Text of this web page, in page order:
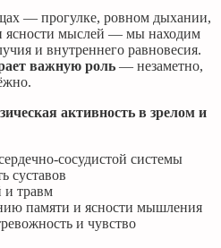
— прогулке, ровном дыхании,
ясности мыслей — мы находим
и внутреннего равновесия.
важную роль — незаметно,
активность в зрелом и
сосудистой системы
суставов
и травм
памяти и ясности мышления
и чувство